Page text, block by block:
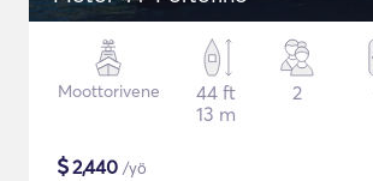
Moottorivene
44 ft
13 m
2
$2,440 /yö